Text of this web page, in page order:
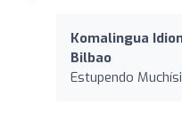
Komalingua
Bilbao
Estupendo